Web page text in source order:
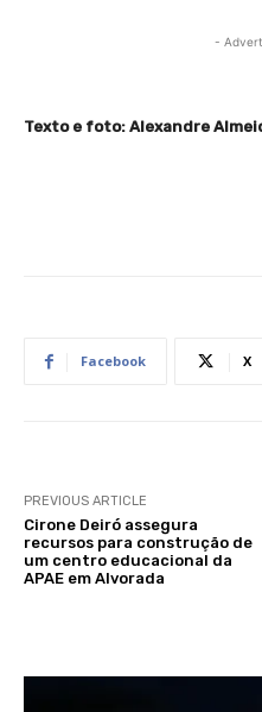
-
Texto e foto: Alexandre
Facebook X
PREVIOUS ARTICLE
Cirone Deiró assegura
recursos para construção de
um centro educacional da
APAE em Alvorada